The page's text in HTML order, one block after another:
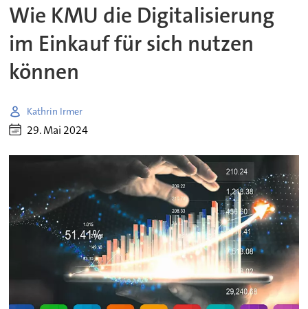
Wie KMU die Digitalisierung
im Einkauf für sich nutzen
können
Kathrin Irmer
29. Mai 2024